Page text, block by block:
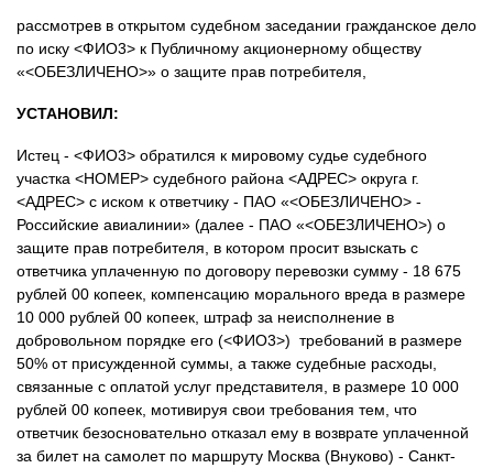
рассмотрев в открытом судебном заседании гражданское дело
по иску <ФИО3> к Публичному акционерному обществу
«<ОБЕЗЛИЧЕНО>» о защите прав потребителя,
УСТАНОВИЛ:
Истец - <ФИО3> обратился к мировому судье судебного
участка <НОМЕР> судебного района <АДРЕС> округа г.
<АДРЕС> с иском к ответчику - ПАО «<ОБЕЗЛИЧЕНО> -
Российские авиалинии» (далее - ПАО «<ОБЕЗЛИЧЕНО>) о
защите прав потребителя, в котором просит взыскать с
ответчика уплаченную по договору перевозки сумму - 18 675
рублей 00 копеек, компенсацию морального вреда в размере
10 000 рублей 00 копеек, штраф за неисполнение в
добровольном порядке его (<ФИО3>) требований в размере
50% от присужденной суммы, а также судебные расходы,
связанные с оплатой услуг представителя, в размере 10 000
рублей 00 копеек, мотивируя свои требования тем, что
ответчик безосновательно отказал ему в возврате уплаченной
за билет на самолет по маршруту Москва (Внуково) - Санкт-